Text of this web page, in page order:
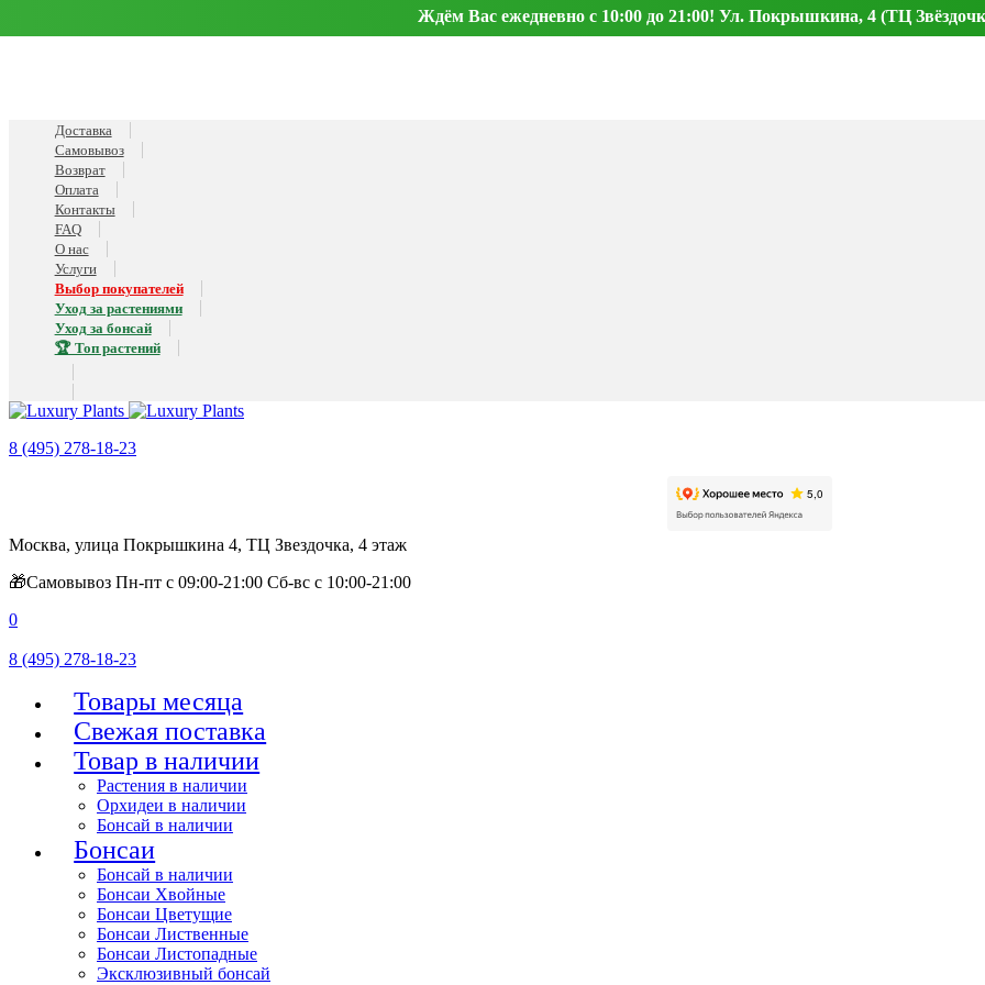
Ждём Вас ежедневно с 10:00 до 21:00! Ул. Покрышкина, 4 (ТЦ
Доставка
Самовывоз
Возврат
Оплата
Контакты
FAQ
О нас
Услуги
Выбор покупателей
Уход за растениями
Уход за бонсай
🏆 Топ растений
8 (495) 278-18-23
Москва, улица Покрышкина 4, ТЦ Звездочка, 4 этаж
🎁Самовывоз Пн-пт с 09:00-21:00 Сб-вс с 10:00-21:00
0
8 (495) 278-18-23
Товары месяца
Свежая поставка
Товар в наличии
Растения в наличии
Орхидеи в наличии
Бонсай в наличии
Бонсаи
Бонсай в наличии
Бонсаи Хвойные
Бонсаи Цветущие
Бонсаи Лиственные
Бонсаи Листопадные
Эксклюзивный бонсай